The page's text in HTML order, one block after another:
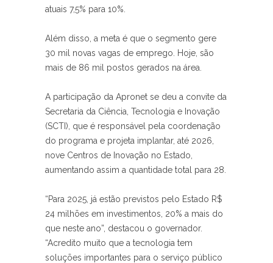
atuais 7,5% para 10%.
Além disso, a meta é que o segmento gere
30 mil novas vagas de emprego. Hoje, são
mais de 86 mil postos gerados na área.
A participação da Apronet se deu a convite da
Secretaria da Ciência, Tecnologia e Inovação
(SCTI), que é responsável pela coordenação
do programa e projeta implantar, até 2026,
nove Centros de Inovação no Estado,
aumentando assim a quantidade total para 28.
“Para 2025, já estão previstos pelo Estado R$
24 milhões em investimentos, 20% a mais do
que neste ano”, destacou o governador.
“Acredito muito que a tecnologia tem
soluções importantes para o serviço público